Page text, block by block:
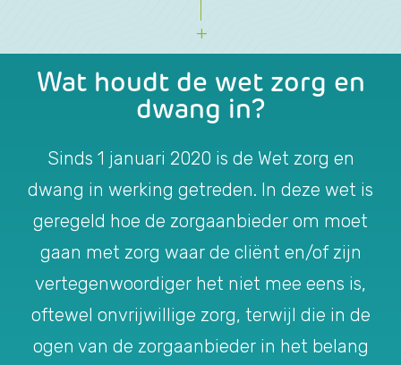
Wat houdt de wet zorg en
dwang in?
Sinds 1 januari 2020 is de Wet zorg en
dwang in werking getreden. In deze wet is
geregeld hoe de zorgaanbieder om moet
gaan met zorg waar de cliënt en/of zijn
vertegenwoordiger het niet mee eens is,
oftewel onvrijwillige zorg, terwijl die in de
ogen van de zorgaanbieder in het belang